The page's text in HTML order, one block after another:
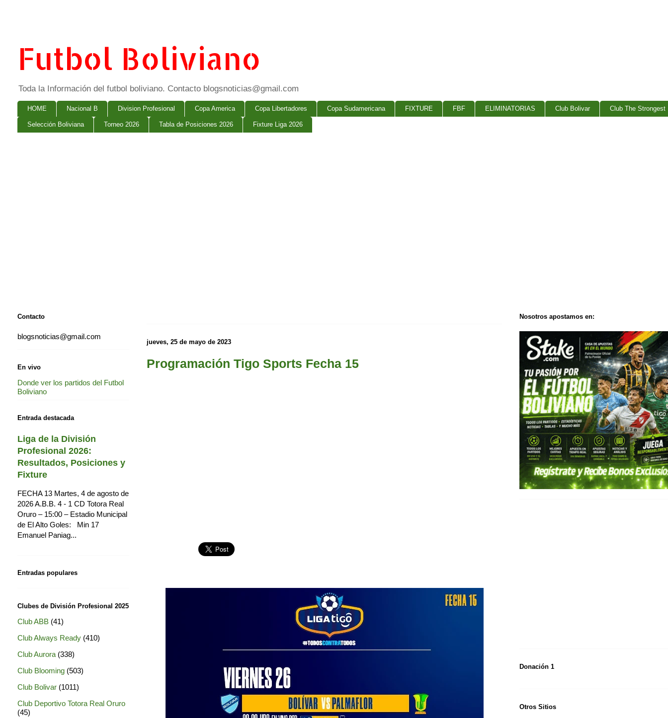
Futbol Boliviano
Toda la Información del futbol boliviano. Contacto blogsnoticias@gmail.com
HOME Nacional B Division Profesional Copa America Copa Libertadores Copa Sudamericana FIXTURE FBF ELIMINATORIAS Club Bolivar Club The Strongest
Selección Boliviana Torneo 2026 Tabla de Posiciones 2026 Fixture Liga 2026
jueves, 25 de mayo de 2023
Programación Tigo Sports Fecha 15
Contacto
blogsnoticias@gmail.com
En vivo
Donde ver los partidos del Futbol
Boliviano
Entrada destacada
Liga de la División
Profesional 2026:
Resultados, Posiciones y
Fixture
FECHA 13 Martes, 4 de agosto de
2026 A.B.B. 4 - 1 CD Totora Real
Oruro – 15:00 – Estadio Municipal
de El Alto Goles: Min 17
Emanuel Paniag...
Entradas populares
Clubes de División Profesional 2025
Club ABB (41)
Club Always Ready (410)
Club Aurora (338)
Club Blooming (503)
Club Bolivar (1011)
Club Deportivo Totora Real Oruro
(45)
Nosotros apostamos en:
Donación 1
Otros Sitios